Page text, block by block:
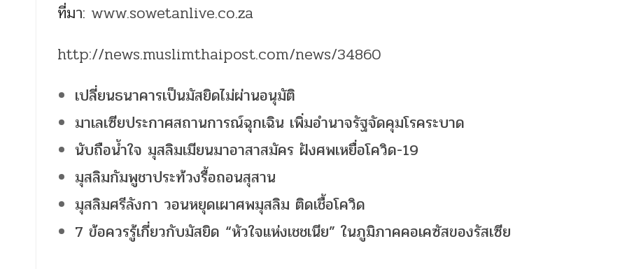
ที่มา: www.sowetanlive.co.za
http://news.muslimthaipost.com/news/34860
เปลี่ยนธนาคารเป็นมัสยิดไม่ผ่านอนุมัติ
มาเลเซียประกาศสถานการณ์ฉุกเฉิน เพิ่มอำนาจรัฐจัดคุมโรคระบาด
นับถือน้ำใจ มุสลิมเมียนมาอาสาสมัคร ฝังศพเหยื่อโควิด-19
มุสลิมกัมพูชาประท้วงรื้อถอนสุสาน
มุสลิมศรีลังกา วอนหยุดเผาศพมุสลิม ติดเชื้อโควิด
7 ข้อควรรู้เกี่ยวกับมัสยิด “หัวใจแห่งเชชเนีย” ในภูมิภาคคอเคซัสของรัสเซีย